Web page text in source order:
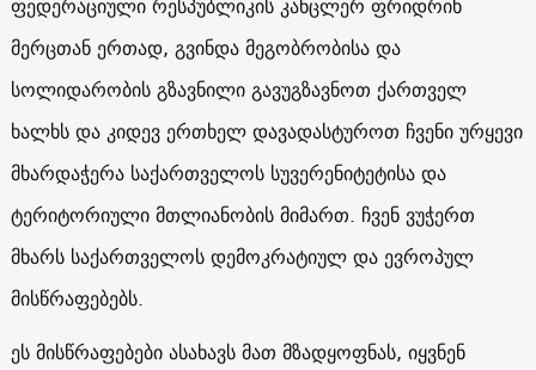
მერცთან ერთად, გვინდა მეგობრობისა და
სოლიდარობის გზავნილი გავუგზავნოთ ქართველ
ხალხს და კიდევ ერთხელ დავადასტუროთ ჩვენი ურყევი
მხარდაჭერა საქართველოს სუვერენიტეტისა და
ტერიტორიული მთლიანობის მიმართ. ჩვენ ვუჭერთ
მხარს საქართველოს დემოკრატიულ და ევროპულ
მისწრაფებებს.
ეს მისწრაფებები ასახავს მათ მზადყოფნას, იყვნენ